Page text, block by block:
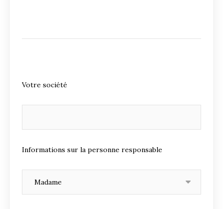
Votre société
Informations sur la personne responsable